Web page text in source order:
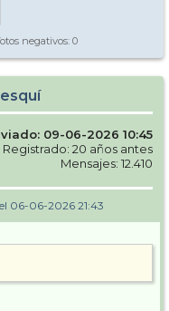
negativos: 0
09-06-2026 10:45
Registrado: 20 años antes
Mensajes: 12.410
06-06-2026 21:43